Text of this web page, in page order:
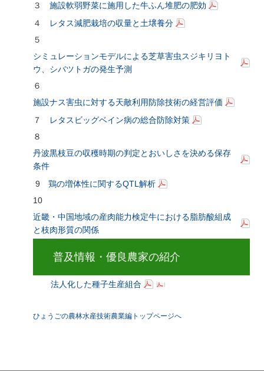
３ 施設軟弱野菜に施用した牛ふん堆肥の肥効
４
レタス減肥栽培の収量と土壌養分
５
シミュレーションモデルによる芝草害虫スジキリヨト
ウ、シバツトガの発生予測
６
施設ナス害虫に対する天敵利用防除技術の経営評価
７
レタスビッグベイン病の総合防除対策
８
丹波黒枝豆の収穫時期の判定とおいしさを決める保存
条件
9
鶏の増体性に関するQTL解析
10
近畿・中国地域の産肉能力検定牛における脂肪酸組成
と枝肉形質の関係
普及情報・優良農家の紹介
法人化した種子生産組合
ひょうごの農林水産技術農業編トップページへ